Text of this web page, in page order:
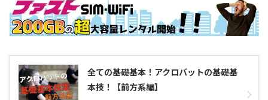
全ての基礎基本！アクロバットの基礎基
本技！【前方系編】